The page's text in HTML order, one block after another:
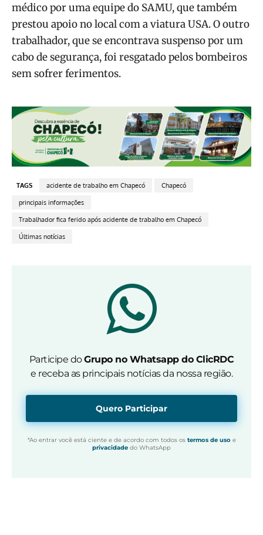
médico por uma equipe do SAMU, que também
prestou apoio no local com a viatura USA. O outro
trabalhador, que se encontrava suspenso por um
cabo de segurança, foi resgatado pelos bombeiros
sem sofrer ferimentos.
TAGS acidente de trabalho em Chapecó Chapecó
principais informações
Trabalhador fica ferido após acidente de trabalho em Chapecó
Últimas notícias
Participe doGrupo no Whatsapp do ClicRDC
e receba as principais notícias da nossa região.
Quero Participar
*Ao entrar você está ciente e de acordo com todos os termos de usoe
privacidade do WhatsApp